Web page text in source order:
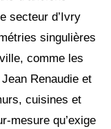
secteur d’Ivry
singulières
comme les
Renaudie et
cuisines et
mesure qu’exige